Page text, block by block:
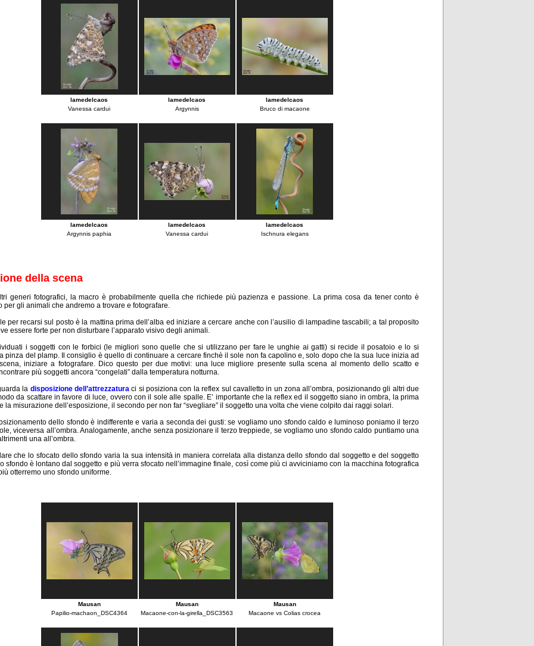
lamedelcaos lamedelcaos
lamedelcaos
Vanessa cardui
Argynnis Bruco di macaone
lamedelcaos lamedelcaos
lamedelcaos
Argynnis paphia
Vanessa cardui Ischnura elegans
della scena
generi fotografici, la macro è probabilmente quella che richiede più pazienza e passione. La prima cosa da tener conto è
per gli animali che andremo a trovare e fotografare.
per recarsi sul posto è la mattina prima dell’alba ed iniziare a cercare anche con l’ausilio di lampadine tascabili; a tal proposito
essere forte per non disturbare l’apparato visivo degli animali.
i soggetti con le forbici (le migliori sono quelle che si utilizzano per fare le unghie ai gatti) si recide il posatoio e lo si
pinza del plamp. Il consiglio è quello di continuare a cercare finchè il sole non fa capolino e, solo dopo che la sua luce inizia ad
iniziare a fotografare. Dico questo per due motivi: una luce migliore presente sulla scena al momento dello scatto e
più soggetti ancora “congelati” dalla temperatura notturna.
la disposizione dell’attrezzaturaci si posiziona con la reflex sul cavalletto in un zona all’ombra, posizionando gli altri due
da scattare in favore di luce, ovvero con il sole alle spalle. E’ importante che la reflex ed il soggetto siano in ombra, la prima
la misurazione dell’esposizione, il secondo per non far “svegliare” il soggetto una volta che viene colpito dai raggi solari.
dello sfondo è indifferente e varia a seconda dei gusti: se vogliamo uno sfondo caldo e luminoso poniamo il terzo
viceversa all’ombra. Analogamente, anche senza posizionare il terzo treppiede, se vogliamo uno sfondo caldo puntiamo una
una all’ombra.
che lo sfocato dello sfondo varia la sua intensità in maniera correlata alla distanza dello sfondo dal soggetto e del soggetto
sfondo è lontano dal soggetto e più verra sfocato nell’immagine finale, così come più ci avviciniamo con la macchina fotografica
otterremo uno sfondo uniforme.
Mausan Mausan
Mausan
Papilio-machaon_DSC4364
Macaone-con-la-girella_DSC3563 Macaone vs Colias crocea